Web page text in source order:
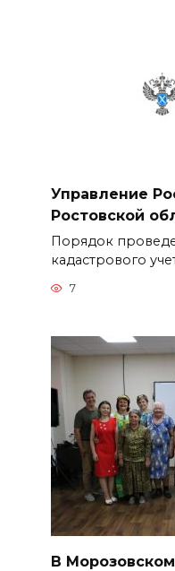
Управление
Ростовской
Порядок
кадастрового
7
В